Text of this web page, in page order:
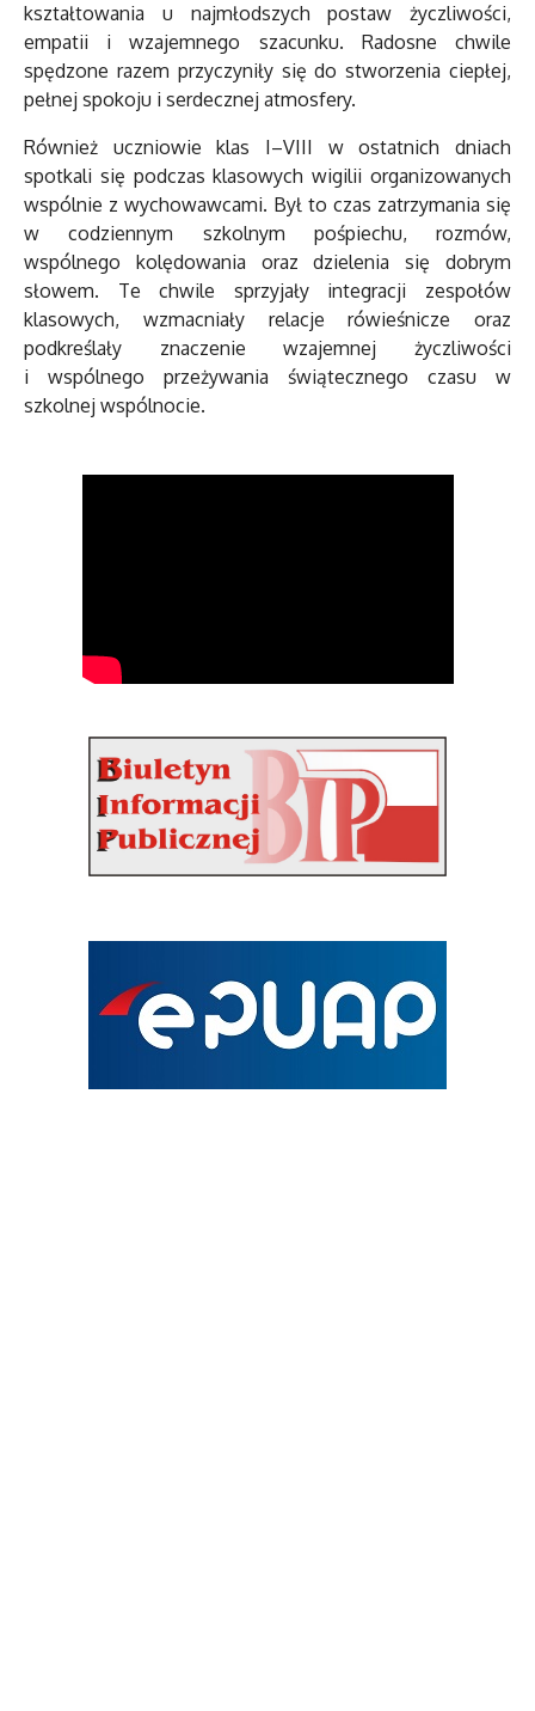
kształtowania u najmłodszych postaw życzliwości,
empatii i wzajemnego szacunku. Radosne chwile
spędzone razem przyczyniły się do stworzenia ciepłej,
pełnej spokoju i serdecznej atmosfery.
Również uczniowie klas I–VIII w ostatnich dniach
spotkali się podczas klasowych wigilii organizowanych
wspólnie z wychowawcami. Był to czas zatrzymania się
w codziennym szkolnym pośpiechu, rozmów,
wspólnego kolędowania oraz dzielenia się dobrym
słowem. Te chwile sprzyjały integracji zespołów
klasowych, wzmacniały relacje rówieśnicze oraz
podkreślały znaczenie wzajemnej życzliwości
i wspólnego przeżywania świątecznego czasu w
szkolnej wspólnocie.